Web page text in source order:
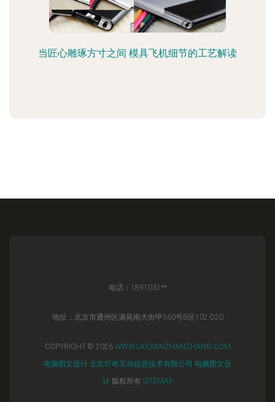
当匠心雕琢方寸之间 模具飞机细节的工艺解读
电话：1891031**
地址：北京市通州区潞苑南大街甲560号B区102-D20
COPYRIGHT © 2026 WWW.LAIQIANZHANZHANG.COM
电脑图文设计 北京叮咚互动信息技术有限公司 电脑图文设
计版权所有 SITEMAP